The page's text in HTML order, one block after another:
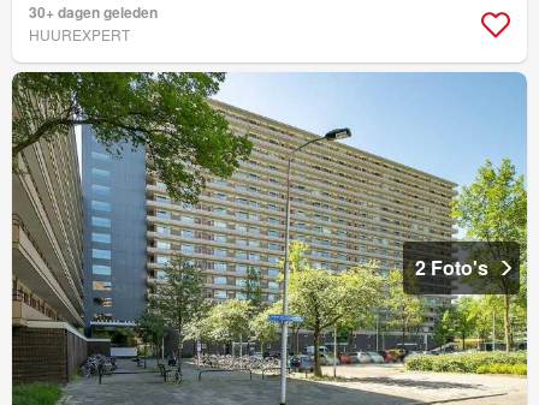
30+ dagen geleden
HUUREXPERT
2 Foto's